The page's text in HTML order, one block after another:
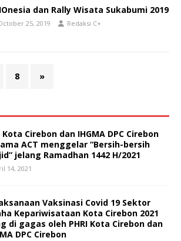
dan Rally Wisata Sukabumi 2019
25, 2019 Redaksi C+
8 »
Kota Cirebon dan IHGMA DPC Cirebon
ACT menggelar “Bersih-bersih
jelang Ramadhan 1442 H/2021
14, 2021
Vaksinasi Covid 19 Sektor
Kepariwisataan Kota Cirebon 2021
di gagas oleh PHRI Kota Cirebon dan
DPC Cirebon